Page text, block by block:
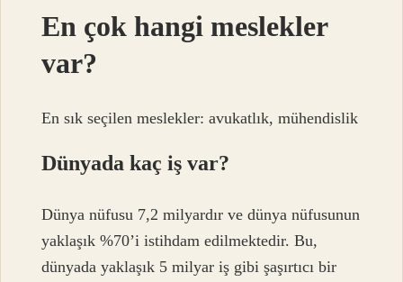
En çok hangi meslekler
var?
En sık seçilen meslekler: avukatlık, mühendislik
Dünyada kaç iş var?
Dünya nüfusu 7,2 milyardır ve dünya nüfusunun
yaklaşık %70’i istihdam edilmektedir. Bu,
dünyada yaklaşık 5 milyar iş gibi şaşırtıcı bir